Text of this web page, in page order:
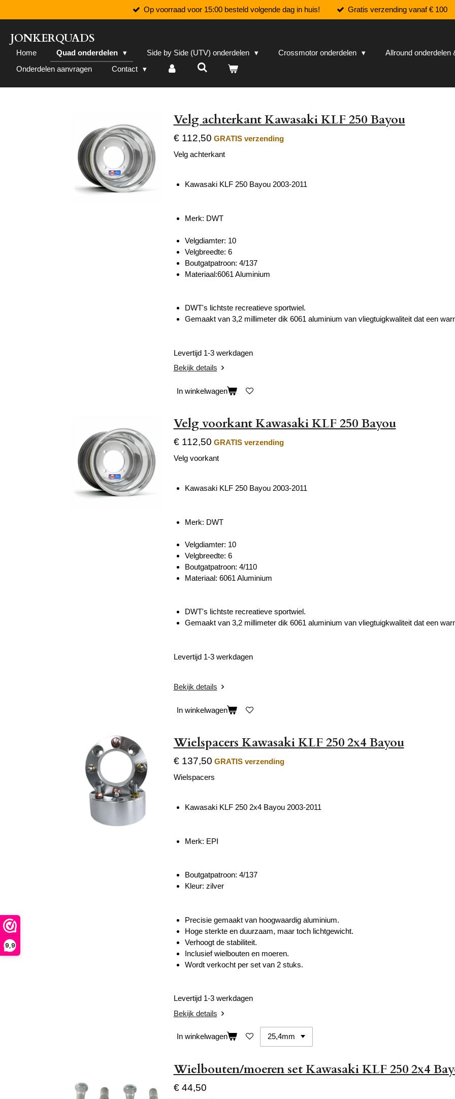
9,9
direct
naar
de
hoofdinhoud
Op voorraad voor 15:00 besteld volgende dag in huis! Gratis verzending vanaf € 100
JONKERQUADS
Home Quad onderdelen Side by Side (UTV) onderdelen Crossmotor onderdelen
Allround
Onderdelen aanvragen
Contact
Velg achterkant Kawasaki KLF 250 Bayou
€ 112,50 GRATIS verzending
Velg achterkant
Kawasaki KLF 250 Bayou 2003-2011
Merk: DWT
Velgdiamter: 10
Velgbreedte: 6
Boutgatpatroon: 4/137
Materiaal:6061 Aluminium
DWT's lichtste recreatieve sportwiel.
Gemaakt van 3,2 millimeter dik 6061 aluminium van vliegtuigkwaliteit dat een
Levertijd 1-3 werkdagen
Bekijk details
In winkelwagen
Velg voorkant Kawasaki KLF 250 Bayou
€ 112,50 GRATIS verzending
Velg voorkant
Kawasaki KLF 250 Bayou 2003-2011
Merk: DWT
Velgdiamter: 10
Velgbreedte: 6
Boutgatpatroon: 4/110
Materiaal: 6061 Aluminium
DWT's lichtste recreatieve sportwiel.
Gemaakt van 3,2 millimeter dik 6061 aluminium van vliegtuigkwaliteit dat een
Levertijd 1-3 werkdagen
Bekijk details
In winkelwagen
Wielspacers Kawasaki KLF 250 2x4 Bayou
€ 137,50 GRATIS verzending
Wielspacers
Kawasaki KLF 250 2x4 Bayou 2003-2011
Merk: EPI
Boutgatpatroon: 4/137
Kleur: zilver
Precisie gemaakt van hoogwaardig aluminium.
Hoge sterkte en duurzaam, maar toch lichtgewicht.
Verhoogt de stabiliteit.
Inclusief wielbouten en moeren.
Wordt verkocht per set van 2 stuks.
Levertijd 1-3 werkdagen
Bekijk details
In winkelwagen
Wielbouten/moeren set Kawasaki KLF 250 2x4
€ 44,50